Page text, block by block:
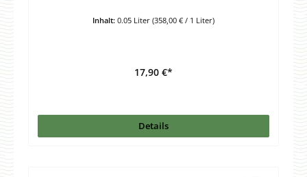
Inhalt: 0.05 Liter (358,00 € / 1 Liter)
17,90 €*
Details